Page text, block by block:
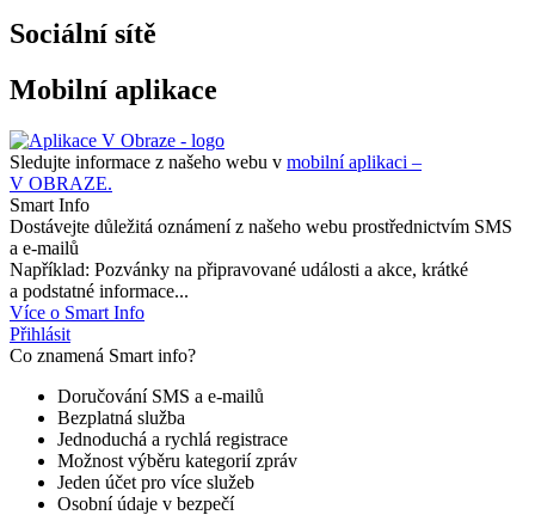
Sociální sítě
Mobilní aplikace
Sledujte informace z našeho webu v mobilní aplikaci –
V OBRAZE.
Smart Info
Dostávejte důležitá oznámení z našeho webu prostřednictvím SMS
a e-mailů
Například: Pozvánky na připravované události a akce, krátké
a podstatné informace...
Více o Smart Info
Přihlásit
Co znamená Smart info?
Doručování SMS a e-mailů
Bezplatná služba
Jednoduchá a rychlá registrace
Možnost výběru kategorií zpráv
Jeden účet pro více služeb
Osobní údaje v bezpečí